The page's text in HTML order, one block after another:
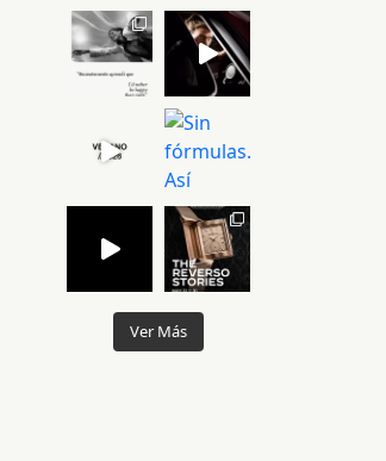
Ver Más